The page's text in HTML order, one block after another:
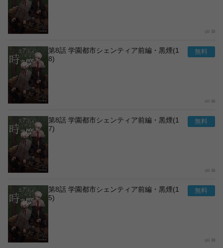
15
第8話 学園都市シェンティア前編・黒煙(1
8)
16
第8話 学園都市シェンティア前編・黒煙(1
7)
16
第8話 学園都市シェンティア前編・黒煙(1
5)
18